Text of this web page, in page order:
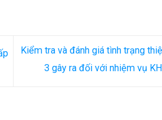
Kiểm tra và đánh giá tình trạng
3 gây ra đối với nhiệm vụ